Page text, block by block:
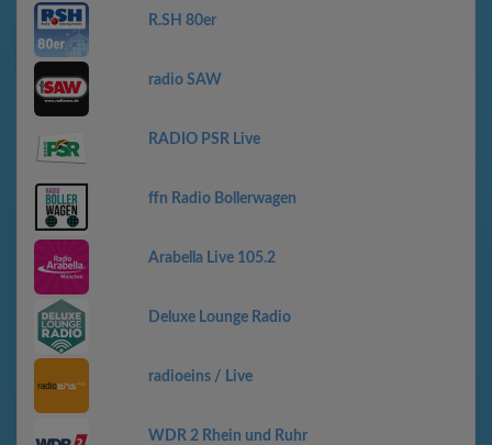
R.SH 80er
radio SAW
RADIO PSR Live
ffn Radio Bollerwagen
Arabella Live 105.2
Deluxe Lounge Radio
radioeins / Live
WDR 2 Rhein und Ruhr